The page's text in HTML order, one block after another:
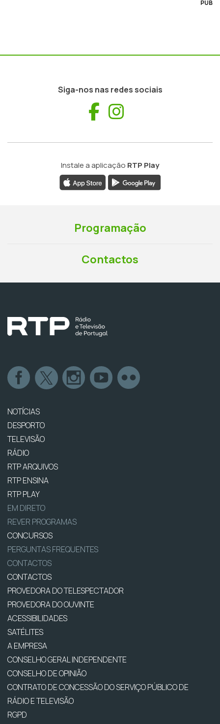
PUB
Siga-nos nas redes sociais
Facebook
Instale a aplicação RTP Play
Programação
Contactos
NOTÍCIAS
DESPORTO
TELEVISÃO
RÁDIO
RTP ARQUIVOS
RTP ENSINA
RTP PLAY
EM DIRETO
REVER PROGRAMAS
CONCURSOS
PERGUNTAS FREQUENTES
CONTACTOS
CONTACTOS
PROVEDORA DO TELESPECTADOR
PROVEDORA DO OUVINTE
ACESSIBILIDADES
SATÉLITES
A EMPRESA
CONSELHO GERAL INDEPENDENTE
CONSELHO DE OPINIÃO
CONTRATO DE CONCESSÃO DO SERVIÇO PÚBLICO DE
RÁDIO E TELEVISÃO
RGPD